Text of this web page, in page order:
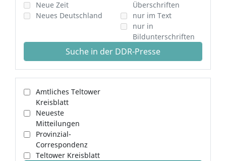
Neue Zeit
Neues Deutschland
Überschriften
nur im Text
nur in
Bildunterschriften
Suche in der DDR-Presse
Amtliches Teltower
Kreisblatt
Neueste
Mitteilungen
Provinzial-
Correspondenz
Teltower Kreisblatt